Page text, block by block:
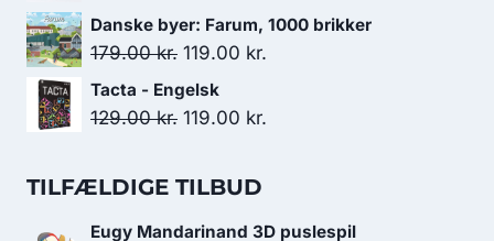
149.00 kr..
oprindelige
pris
449.00 kr..
aktuelle
Danske byer: Farum, 1000 brikker
179.00kr. Den
oprindelige
pris
119.00 kr.
Tacta - Engelsk
129.00kr. Den
pris
129.00 kr..
119.00 kr.
119.00 kr..
TILFÆLDIGE TILBUD
Eugy Mandarinand 3D puslespil